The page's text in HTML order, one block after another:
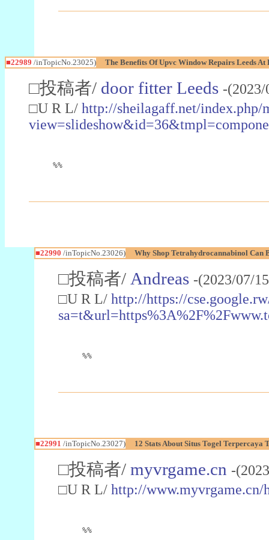
■22989 /inTopicNo.23025) The Benefits Of Upvc Window Repairs Leeds
□投稿者/ door fitter Leeds -
□U R L/ http://sheilagaff.net/index.php/
%%
■22990 /inTopicNo.23026) Why Shop Tetrahydrocannabinol Can
□投稿者/ Andreas -(2023/07/
□U R L/ http://https://
%%
■22991 /inTopicNo.23027) 12 Stats About Situs Togel Terpercaya
□投稿者/ myvrgame.cn -
□U R L/ http://www.myvrgame.cn/
%%